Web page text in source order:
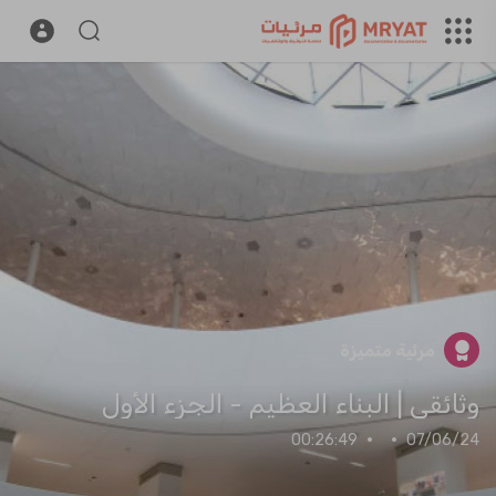
وثائقي | البناء العظيم - الجزء الأول
07/06/24
·
·
00:26:49